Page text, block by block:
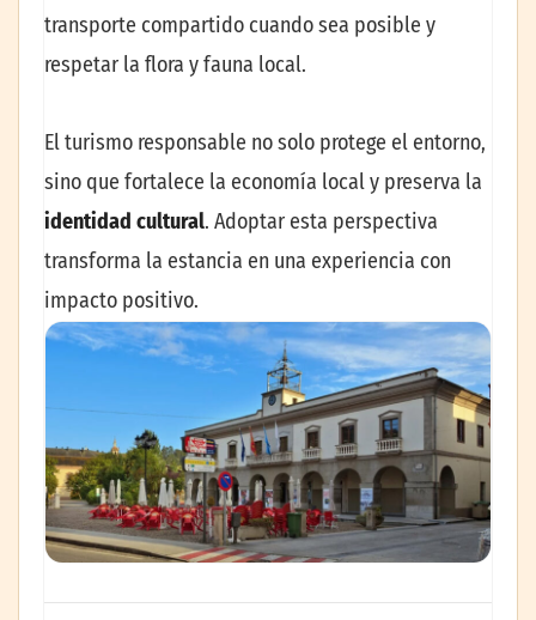
transporte compartido cuando sea posible y
respetar la flora y fauna local.
El turismo responsable no solo protege el entorno,
sino que fortalece la economía local y preserva la
identidad cultural. Adoptar esta perspectiva
transforma la estancia en una experiencia con
impacto positivo.